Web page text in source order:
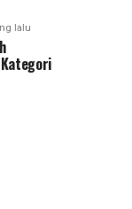
lalu